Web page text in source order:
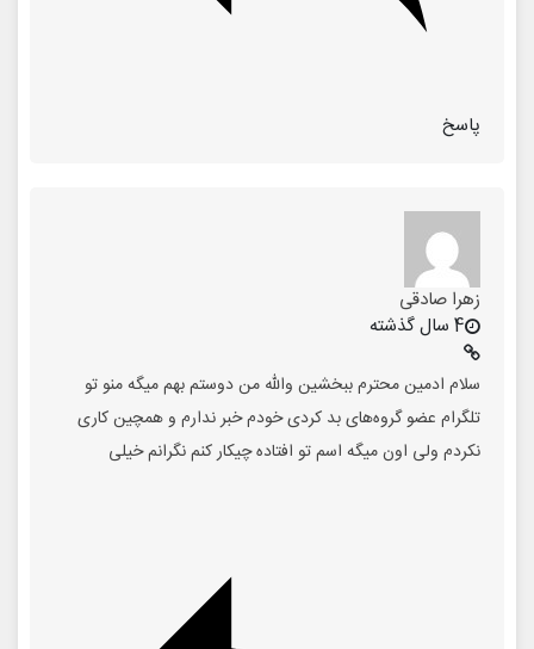
پاسخ
زهرا صادقی
4 سال گذشته
سلام ادمین محترم ببخشین والله من دوستم بهم میگه منو تو
تلگرام عضو گروه‌های بد کردی خودم خبر ندارم و همچین کاری
نکردم ولی اون میگه اسم تو افتاده چیکار کنم نگرانم خیلی